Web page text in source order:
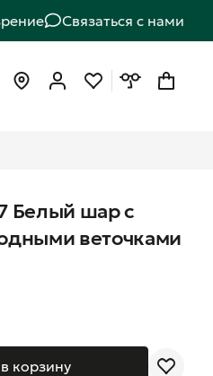
Связаться с нами
Белый шар с
веточками
корзину